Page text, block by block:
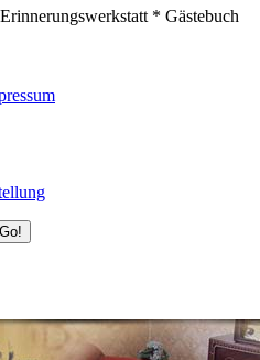
* Gästebuch